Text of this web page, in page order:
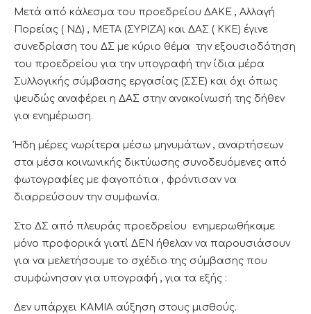
Μετά από κάλεσμα του προεδρείου ΔΑΚΕ , Αλλαγή
Πορείας ( ΝΔ) , ΜΕΤΑ (ΣΥΡΙΖΑ) και ΔΑΣ ( ΚΚΕ) έγινε
συνεδρίαση του ΔΣ με κύριο θέμα την εξουσιοδότηση
του προεδρείου για την υπογραφή την ίδια μέρα
Συλλογικής σύμβασης εργασίας (ΣΣΕ) και όχι όπως
ψευδώς αναφέρει η ΔΑΣ στην ανακοίνωσή της δήθεν
για ενημέρωση.
Ήδη μέρες νωρίτερα μέσω μηνυμάτων , αναρτήσεων
στα μέσα κοινωνικής δικτύωσης συνοδευόμενες από
φωτογραφίες με φαγοπότια , φρόντισαν να
διαρρεύσουν την συμφωνία.
Στο ΔΣ από πλευράς προεδρείου ενημερωθήκαμε
μόνο προφορικά γιατί ΔΕΝ ήθελαν να παρουσιάσουν
για να μελετήσουμε το σχέδιο της σύμβασης που
συμφώνησαν για υπογραφή , για τα εξής :
Δεν υπάρχει ΚΑΜΙΑ αύξηση στους μισθούς.